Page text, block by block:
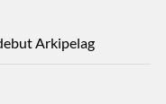
Arkipelag